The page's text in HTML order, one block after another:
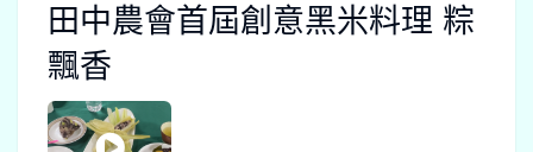
田中農會首屆創意黑米料理 粽
飄香